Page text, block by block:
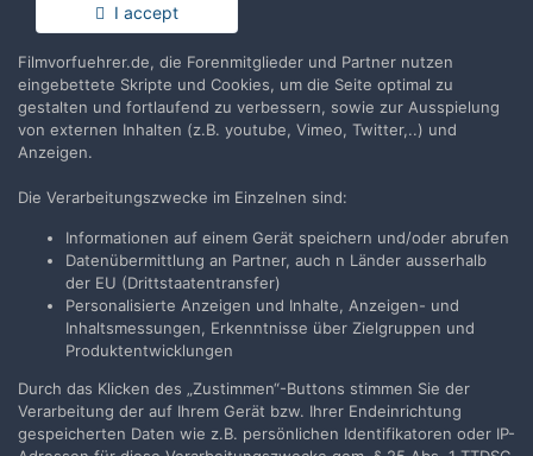
Keine Kommentare vorhanden
Erstelle ein Benutzerkonto oder melde Dich
an, um zu kommentieren
Du musst ein Benutzerkonto haben, um einen Kommentar
Benutzerkonto erstellen
Neues Benutzerkonto für unsere Community erstellen. Es
ist einfach!
Neues Benutzerkonto erstellen
Anmelden
Du hast bereits ein Benutzerkonto? Melde Dich hier an.
I accept
Filmvorfuehrer.de, die Forenmitglieder und Partner nutzen
eingebettete Skripte und Cookies, um die Seite optimal zu
gestalten und fortlaufend zu verbessern, sowie zur Ausspielung
von externen Inhalten (z.B. youtube, Vimeo, Twitter,..) und
Anzeigen.
Die Verarbeitungszwecke im Einzelnen sind:
Informationen auf einem Gerät speichern und/oder abrufen
Datenübermittlung an Partner, auch n Länder ausserhalb
der EU (Drittstaatentransfer)
Personalisierte Anzeigen und Inhalte, Anzeigen- und
Inhaltsmessungen, Erkenntnisse über Zielgruppen und
Produktentwicklungen
Durch das Klicken des „Zustimmen“-Buttons stimmen Sie der
Verarbeitung der auf Ihrem Gerät bzw. Ihrer Endeinrichtung
gespeicherten Daten wie z.B. persönlichen Identifikatoren oder IP-